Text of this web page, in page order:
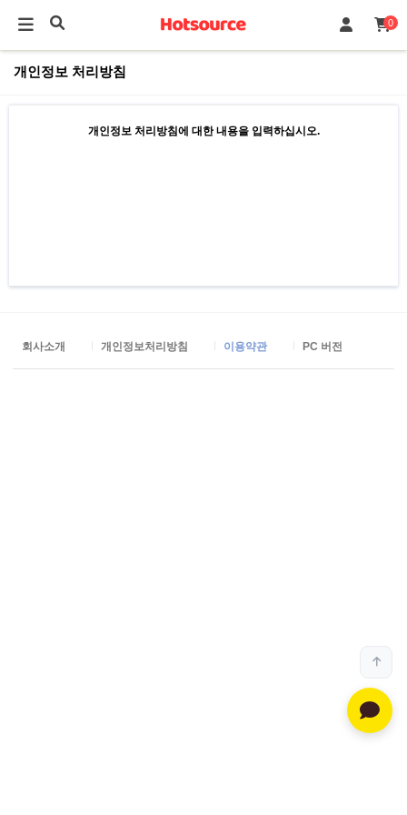
0
개인정보 처리방침
개인정보 처리방침에 대한 내용을 입력하십시오.
회사소개 개인정보처리방침 이용약관 PC 버전